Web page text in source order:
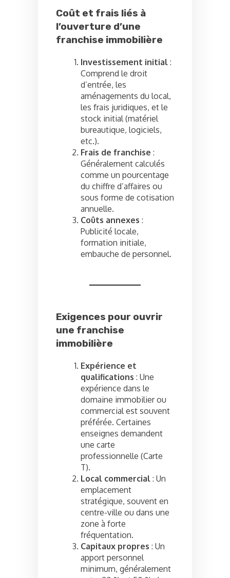
Coût et frais liés à
l’ouverture d’une
franchise immobilière
Investissement initial :
Comprend le droit
d’entrée, les
aménagements du local,
les frais juridiques, et le
stock initial (matériel
bureautique, logiciels,
etc.).
Frais de franchise :
Généralement calculés
comme un pourcentage
du chiffre d’affaires ou
sous forme de cotisation
annuelle.
Coûts annexes :
Publicité locale,
formation initiale,
embauche de personnel.
Exigences pour ouvrir
une franchise
immobilière
Expérience et
qualifications : Une
expérience dans le
domaine immobilier ou
commercial est souvent
préférée. Certaines
enseignes demandent
une carte
professionnelle (Carte
T).
Local commercial : Un
emplacement
stratégique, souvent en
centre-ville ou dans une
zone à forte
fréquentation.
Capitaux propres : Un
apport personnel
minimum, généralement